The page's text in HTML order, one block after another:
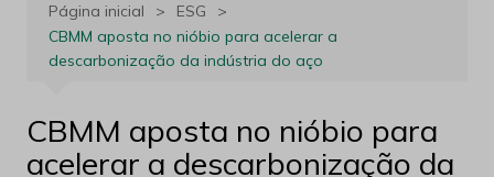
Página inicial
ESG
CBMM aposta no nióbio para acelerar a
descarbonização da indústria do aço
CBMM aposta no nióbio para
acelerar a descarbonização da